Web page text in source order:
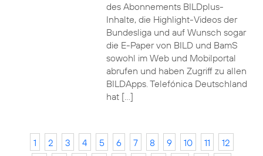
des Abonnements BILDplus-
Inhalte, die Highlight-Videos der
Bundesliga und auf Wunsch sogar
die E-Paper von BILD und BamS
sowohl im Web und Mobilportal
abrufen und haben Zugriff zu allen
BILDApps. Telefónica Deutschland
hat […]
1 2 3 4 5 6 7 8 9 10 11
12